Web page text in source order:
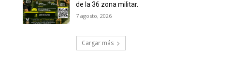
de la 36 zona militar.
7 agosto, 2026
Cargar más